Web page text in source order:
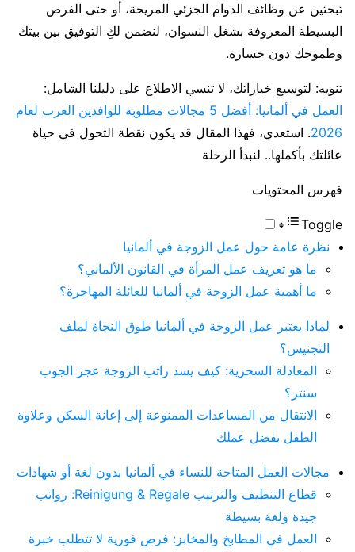
تبحثين عن وظائف الدوام الجزئي المريحة، أو حتى الفرص
البسيطة المعروفة بشغل النسوان، لنضمن لكِ التوفيق بين بيتك
وطموحك دون خسارة.
تنويه: لتوسيع خياراتك، لا تنسي الاطلاع على دليلنا الشامل:
العمل في ألمانيا: أفضل 5 مجالات مطلوبة للوافدين العرب لعام
2026. استعدي، فهذا المقال قد يكون نقطة التحول في حياة
عائلتك بأكملها.. لنبدأ الرحلة
فهرس المحتويات
Toggle
نظرة عامة حول عمل الزوجة في ألمانيا
ما هو تعريف عمل المرأة في القانون الألماني؟
ما أهمية عمل الزوجة في ألمانيا للعائلة المهاجرة؟
لماذا يعتبر عمل الزوجة في ألمانيا طوق النجاة لملف
التجنيس؟
المعادلة السحرية: كيف يسد راتب الزوجة عجز الجوب
سنتر؟
الانتقال من المساعدات الممنوعة إلى إعانة السكن وعلاوة
الطفل بفضل عملك
مجالات العمل المتاحة للنساء في ألمانيا بدون لغة أو شهادات
قطاع التنظيف والترتيب Reinigung & Regale: رواتب
جيدة ولغة بسيطة
العمل في المطابخ والمخابز: فرص فورية لا تتطلب خبرة